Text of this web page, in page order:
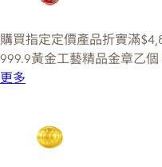
購買指定定價產品折實滿
999.9黃金工藝精品金章乙個
更多